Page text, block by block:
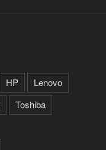
HP
Lenovo
Toshiba